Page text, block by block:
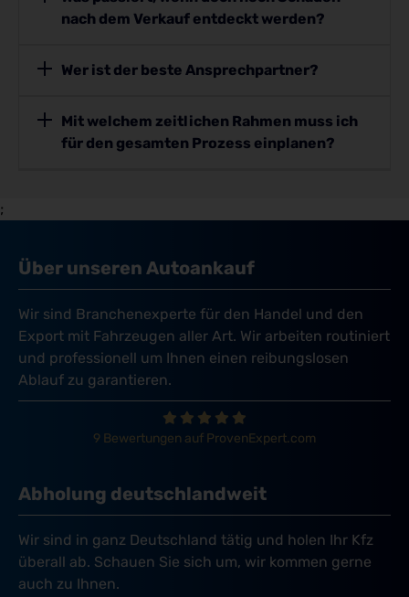
nach dem Verkauf entdeckt werden?
Wer ist der beste Ansprechpartner?
Mit welchem zeitlichen Rahmen muss ich
für den gesamten Prozess einplanen?
;
Über unseren Autoankauf
Wir sind Branchenexperte für den Handel und den
Export mit Fahrzeugen aller Art. Wir arbeiten routiniert
und professionell um Ihnen einen reibungslosen
Ablauf zu garantieren.
9 Bewertungen auf ProvenExpert.com
Abholung deutschlandweit
Wir sind in ganz Deutschland tätig und holen Ihr Kfz
überall ab. Schauen Sie sich um, wir kommen gerne
auch zu Ihnen.